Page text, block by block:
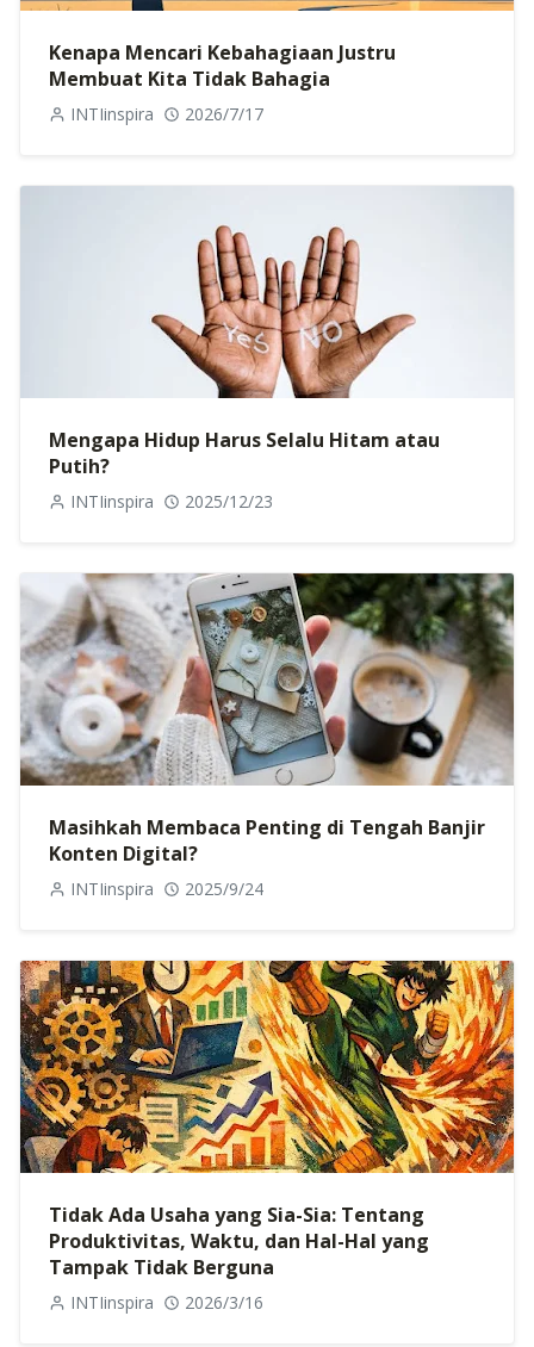
Kenapa Mencari Kebahagiaan Justru
Membuat Kita Tidak Bahagia
INTIinspira 2026/7/17
Mengapa Hidup Harus Selalu Hitam atau
Putih?
INTIinspira 2025/12/23
Masihkah Membaca Penting di Tengah Banjir
Konten Digital?
INTIinspira 2025/9/24
Tidak Ada Usaha yang Sia-Sia: Tentang
Produktivitas, Waktu, dan Hal-Hal yang
Tampak Tidak Berguna
INTIinspira 2026/3/16